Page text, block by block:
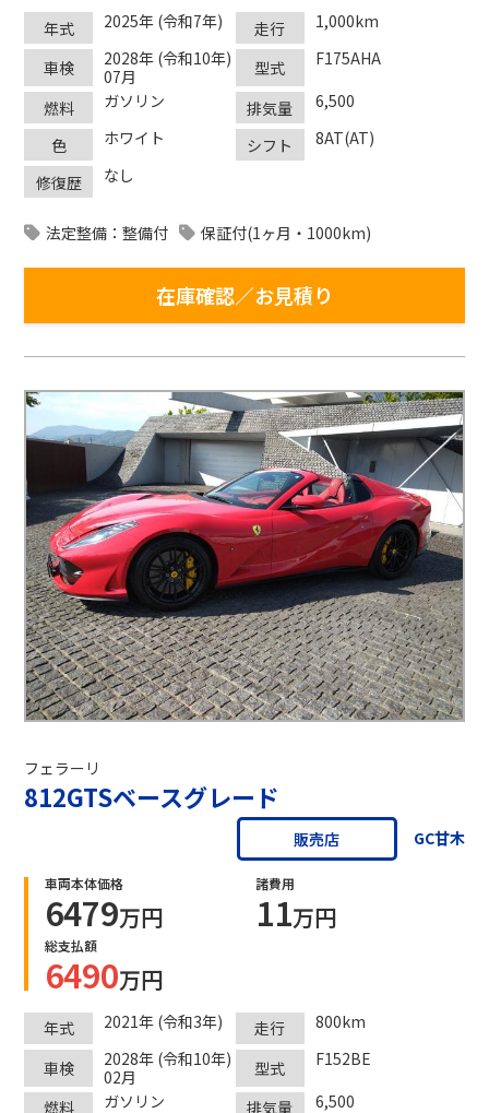
年式 2025年 (令和7年) 走行 1,000km
車検
2028年 (令和10年)
07月
型式 F175AHA
燃料 ガソリン 排気量 6,500
色 ホワイト シフト 8AT(AT)
修復歴 なし
法定整備：整備付 保証付(1ヶ月・1000km)
在庫確認／お見積り
フェラーリ
812GTSベースグレード
販売店 GC甘木
車両本体価格
6479万円
諸費用
11万円
総支払額
6490万円
年式 2021年 (令和3年) 走行 800km
車検
2028年 (令和10年)
02月
型式 F152BE
燃料 ガソリン 排気量 6,500